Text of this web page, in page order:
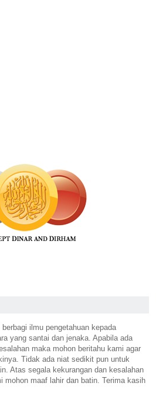
ilmu pengetahuan kepada
yang santai dan jenaka. Apabila ada
maka mohon beritahu kami agar
Tidak ada niat sedikit pun untuk
Atas segala kekurangan dan kesalahan
mohon maaf lahir dan batin. Terima kasih